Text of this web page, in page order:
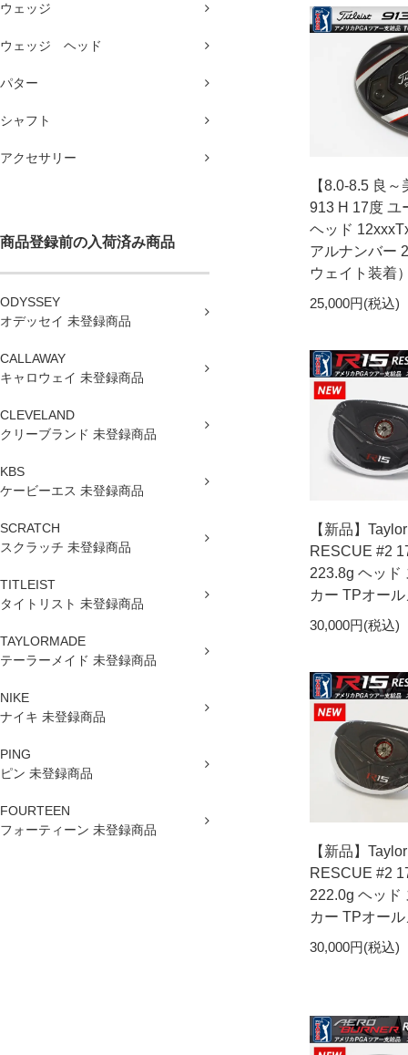
ウェッジ
ウェッジ ヘッド
パター
シャフト
アクセサリー
商品登録前の入荷済み商品
ODYSSEY
オデッセイ 未登録商品
CALLAWAY
キャロウェイ 未登録商品
CLEVELAND
クリーブランド 未登録商品
KBS
ケービーエス 未登録商品
SCRATCH
スクラッチ 未登録商品
TITLEIST
タイトリスト 未登録商品
TAYLORMADE
テーラーメイド 未登録商品
NIKE
ナイキ 未登録商品
PING
ピン 未登録商品
FOURTEEN
フォーティーン 未登録商品
【8.0-8.5 良
913 H 17度 ユ
ヘッド
アルナンバー
ウェイト装着
25,000円(税込)
【新品】
RESCUE #2
223.8g ヘッド
カー TPオー
30,000円(税込)
【新品】
RESCUE #2
222.0g ヘッド
カー TPオー
30,000円(税込)